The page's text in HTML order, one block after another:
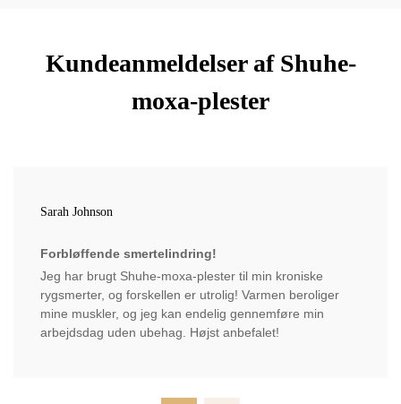
Kundeanmeldelser af Shuhe-
moxa-plester
Sarah Johnson
Forbløffende smertelindring!
Jeg har brugt Shuhe-moxa-plester til min kroniske
rygsmerter, og forskellen er utrolig! Varmen beroliger
mine muskler, og jeg kan endelig gennemføre min
arbejdsdag uden ubehag. Højst anbefalet!